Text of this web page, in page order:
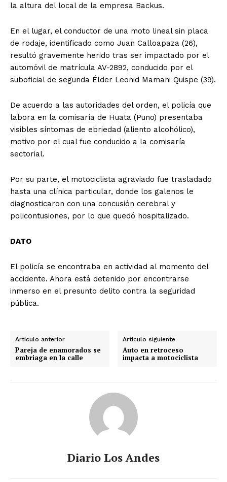
la altura del local de la empresa Backus.
En el lugar, el conductor de una moto lineal sin placa
de rodaje, identificado como Juan Calloapaza (26),
resultó gravemente herido tras ser impactado por el
automóvil de matrícula AV-2892, conducido por el
suboficial de segunda Élder Leonid Mamani Quispe (39).
De acuerdo a las autoridades del orden, el policía que
labora en la comisaría de Huata (Puno) presentaba
visibles síntomas de ebriedad (aliento alcohólico),
motivo por el cual fue conducido a la comisaría
sectorial.
Por su parte, el motociclista agraviado fue trasladado
hasta una clínica particular, donde los galenos le
diagnosticaron con una concusión cerebral y
policontusiones, por lo que quedó hospitalizado.
DATO
El policía se encontraba en actividad al momento del
accidente. Ahora está detenido por encontrarse
inmerso en el presunto delito contra la seguridad
pública.
Artículo anterior
Pareja de enamorados se
embriaga en la calle
Artículo siguiente
Auto en retroceso
impacta a motociclista
Diario Los Andes